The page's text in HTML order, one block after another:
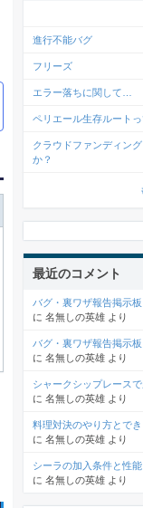
進行不能バグ
フリーズ
エラー落ちに関して…
ペリエール生存ルート
クラウドファンディン
か？
最近のコメント
バグ・裏ワザ報告掲示板
に 名無しの英雄 より
バグ・裏ワザ報告掲示板
に 名無しの英雄 より
シャークシップレース
に 名無しの英雄 より
料理対決のやり方とで
に 名無しの英雄 より
シーラの加入条件と性能
に 名無しの英雄 より